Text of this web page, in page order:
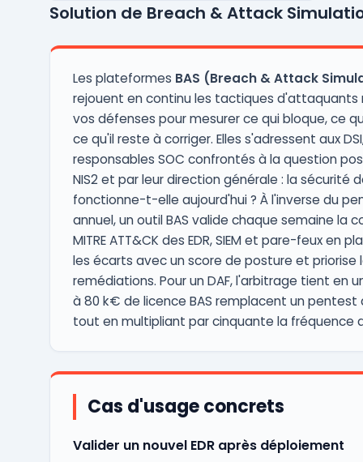
systèmes informatiques. Grâce à des outils
Solution de Breach & Attack
Les plateformes BAS (Breach & Attack
rejouent en continu les tactiques d'attaquants
vos défenses pour mesurer ce qui bloque, ce
ce qu'il reste à corriger. Elles s'adressent aux
responsables SOC confrontés à la question
NIS2 et par leur direction générale : la sécurité
fonctionne-t-elle aujourd'hui ? À l'inverse du
annuel, un outil BAS valide chaque semaine la
MITRE ATT&CK des EDR, SIEM et pare-feux en
les écarts avec un score de posture et priorise
remédiations. Pour un DAF, l'arbitrage tient en
à 80 k€ de licence BAS remplacent un pentest
tout en multipliant par cinquante la fréquence
Cas d'usage concrets
Valider un nouvel EDR après déploiement